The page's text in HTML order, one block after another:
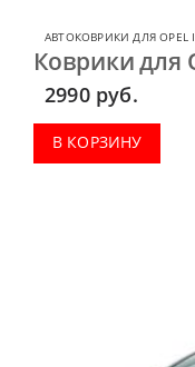
АВТОКОВРИКИ ДЛЯ OPEL
Коврики для
2990 руб.
В КОРЗИНУ